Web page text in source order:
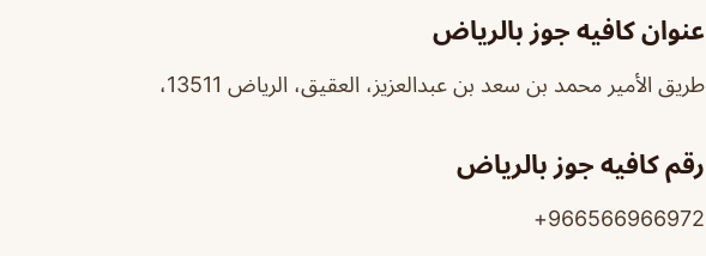
عنوان كافيه جوز بالرياض
طريق الأمير محمد بن سعد بن عبدالعزيز، العقيق، الرياض 13511،
رقم كافيه جوز بالرياض
966566966972+